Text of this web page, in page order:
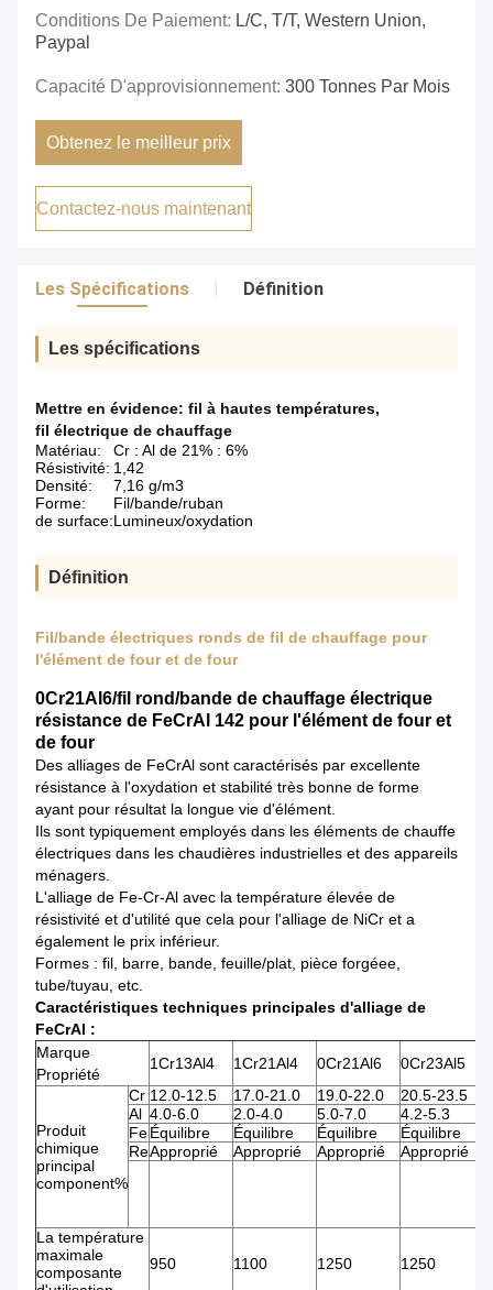
Conditions De Paiement: L/C, T/T, Western Union,
Paypal
Capacité D'approvisionnement: 300 Tonnes Par Mois
Obtenez le meilleur prix
Contactez-nous maintenant
Les Spécifications Définition
Les spécifications
Mettre en évidence: fil à hautes températures,
fil électrique de chauffage
Matériau:
Cr : Al de 21% : 6%
Résistivité: 1,42
Densité:
7,16 g/m3
Forme:
Fil/bande/ruban
de surface:Lumineux/oxydation
Définition
Fil/bande électriques ronds de fil de chauffage pour
l'élément de four et de four
0Cr21Al6/fil rond/bande de chauffage électrique
résistance de FeCrAl 142 pour l'élément de four et
de four
Des alliages de FeCrAl sont caractérisés par excellente
résistance à l'oxydation et stabilité très bonne de forme
ayant pour résultat la longue vie d'élément.
Ils sont typiquement employés dans les éléments de chauffe
électriques dans les chaudières industrielles et des appareils
ménagers.
L'alliage de Fe-Cr-Al avec la température élevée de
résistivité et d'utilité que cela pour l'alliage de NiCr et a
également le prix inférieur.
Formes : fil, barre, bande, feuille/plat, pièce forgéee,
tube/tuyau, etc.
Caractéristiques techniques principales d'alliage de
FeCrAl :
Marque
Propriété
1Cr13Al4 1Cr21Al4 0Cr21Al6 0Cr23Al5
Produit
chimique
principal
component%
Cr 12.0-12.5 17.0-21.0 19.0-22.0 20.5-23.5
Al 4.0-6.0 2.0-4.0 5.0-7.0 4.2-5.3
FeÉquilibre Équilibre Équilibre Équilibre
ReApproprié Approprié Approprié Approprié
La température
maximale
composante
950 1100 1250 1250